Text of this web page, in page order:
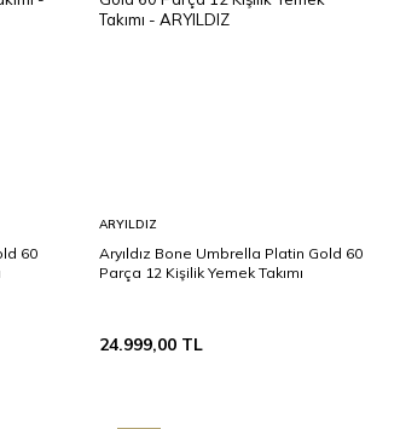
60
ARYILDIZ
Aryıldız Bone Umbrella Platin Gold 60
Parça 12 Kişilik Yemek Takımı
24.999,00 TL